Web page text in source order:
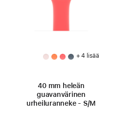
+ 4 lisää
40 mm heleän
guavan­värinen
urheiluranneke - S/M